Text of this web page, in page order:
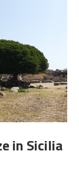
in Sicilia